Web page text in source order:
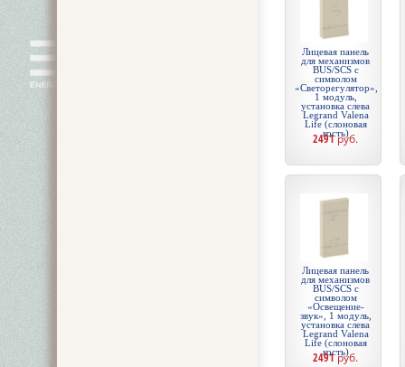
Лицевая панель
для механизмов
BUS/SCS с
символом
«Светорегулятор»,
1 модуль,
установка слева
Legrand Valena
Life (слоновая
кость)
2491руб.
Лицевая панель
для механизмов
BUS/SCS с
символом
«Освещение-
звук», 1 модуль,
установка слева
Legrand Valena
Life (слоновая
кость)
2491руб.